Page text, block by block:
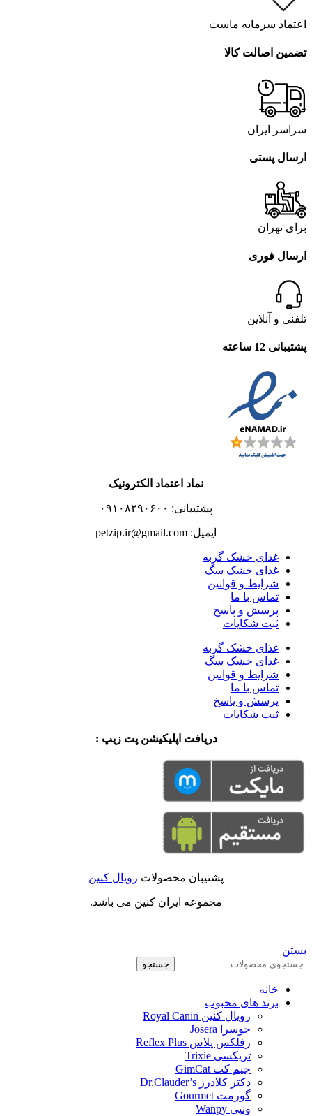
اعتماد سرمایه ماست
تضمین اصالت کالا
سراسر ایران
ارسال پستی
برای تهران
ارسال فوری
تلفنی و آنلاین
پشتیبانی 12 ساعته
نماد اعتماد الکترونیک
پشتیبانی: ۰۹۱۰۸۲۹۰۶۰۰
ایمیل: petzip.ir@gmail.com
غذای خشک گربه
غذای خشک سگ
شرایط و قوانین
تماس با ما
پرسش و پاسخ
ثبت شکایات
غذای خشک گربه
غذای خشک سگ
شرایط و قوانین
تماس با ما
پرسش و پاسخ
ثبت شکایات
دریافت اپلیکیشن پت زیپ :
پشتیبان محصولات رویال کنین
مجموعه ایران کنین می باشد.
بستن
جستجو
خانه
برند های محبوب
رویال کنین Royal Canin
جوسرا Josera
رفلکس پلاس Reflex Plus
تریکسی Trixie
جیم کت GimCat
دکتر کلادرز Dr.Clauder’s
گورمت Gourmet
ونپی Wanpy